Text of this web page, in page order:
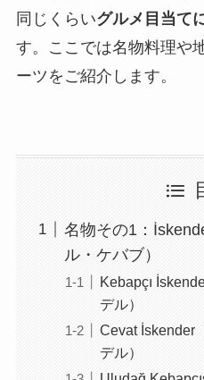
同じくらいグルメ目当て
す。ここでは名物料理や
ーツをご紹介します。
名物その1：
ル・ケバブ）
Kebapçı
デル）
Cevat İskender
デル）